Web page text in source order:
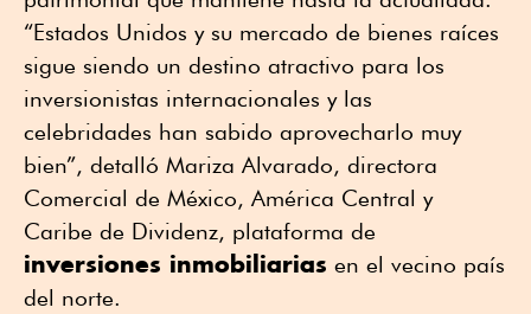
“Estados Unidos y su mercado de bienes raíces
sigue siendo un destino atractivo para los
inversionistas internacionales y las
celebridades han sabido aprovecharlo muy
bien”, detalló Mariza Alvarado, directora
Comercial de México, América Central y
Caribe de Dividenz, plataforma de
inversiones inmobiliarias en el vecino país
del norte.